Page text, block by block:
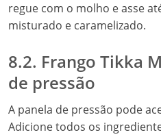
regue com o molho e asse
misturado e caramelizado.
8.2. Frango Tikka
de pressão
A panela de pressão pode
Adicione todos os